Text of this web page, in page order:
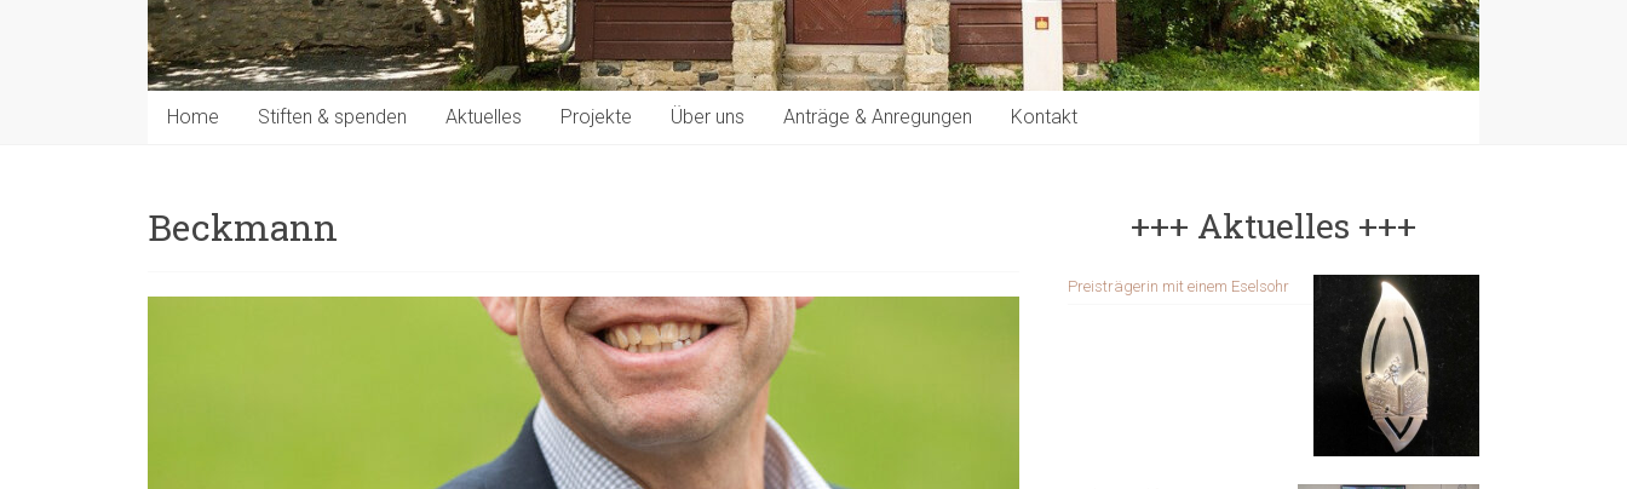
Home Stiften & spenden Aktuelles Projekte Über uns Anträge & Anregungen Kontakt
Beckmann +++ Aktuelles +++
Preisträgerin mit einem Eselsohr